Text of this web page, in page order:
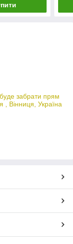
забрати прям
, Вінниця, Україна